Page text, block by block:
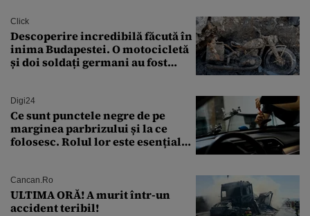
Click
Descoperire incredibilă făcută în
inima Budapestei. O motocicletă
și doi soldați germani au fost
Digi24
Ce sunt punctele negre de pe
marginea parbrizului și la ce
folosesc. Rolul lor este esențial
Cancan.ro
ULTIMA ORĂ! A murit într-un
accident teribil!